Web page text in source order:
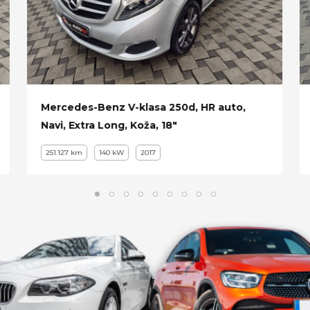
Mercedes-Benz V-klasa 250d, HR auto,
Navi, Extra Long, Koža, 18"
251.127 km 140 kW 2017